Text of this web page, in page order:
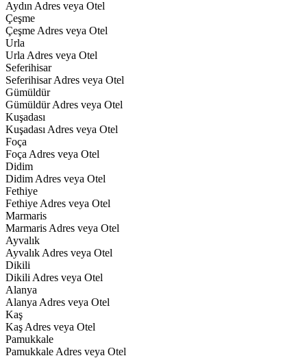
Aydın Adres veya Otel
Çeşme
Çeşme Adres veya Otel
Urla
Urla Adres veya Otel
Seferihisar
Seferihisar Adres veya Otel
Gümüldür
Gümüldür Adres veya Otel
Kuşadası
Kuşadası Adres veya Otel
Foça
Foça Adres veya Otel
Didim
Didim Adres veya Otel
Fethiye
Fethiye Adres veya Otel
Marmaris
Marmaris Adres veya Otel
Ayvalık
Ayvalık Adres veya Otel
Dikili
Dikili Adres veya Otel
Alanya
Alanya Adres veya Otel
Kaş
Kaş Adres veya Otel
Pamukkale
Pamukkale Adres veya Otel